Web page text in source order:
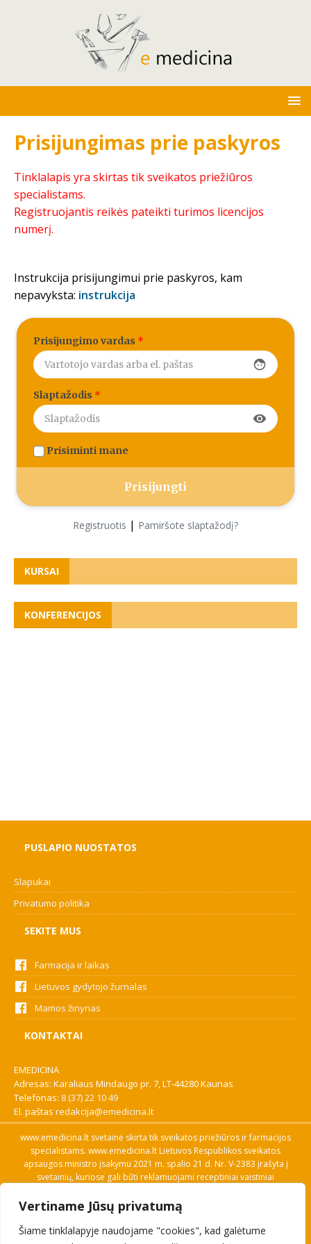
Vertiname Jūsų privatumą
Šiame tinklalapyje naudojame "cookies", kad galėtume
Prisijungimas prie paskyros
Tinklalapis yra skirtas tik sveikatos priežiūros
specialistams.
Registruojantis reikės pateikti turimos licencijos
numerį.
Instrukcija prisijungimui prie paskyros, kam
nepavyksta: instrukcija
Prisijungimo vardas *
face
Slaptažodis *
visibility
Prisiminti mane
Registruotis | Pamiršote slaptažodį?
KURSAI
KONFERENCIJOS
PUSLAPIO NUOSTATOS
Slapukai
Privatumo politika
SEKITE MUS
Farmacija ir laikas
Lietuvos gydytojo žurnalas
Mamos žinynas
KONTAKTAI
EMEDICINA
Adresas: Karaliaus Mindaugo pr. 7, LT-44280 Kaunas
Telefonas: 8 (37) 22 10 49
El. paštas redakcija@emedicina.lt
www.emedicina.lt svetainė skirta tik sveikatos priežiūros ir farmacijos
specialistams. www.emedicina.lt Lietuvos Respublikos sveikatos
apsaugos ministro įsakymu 2021 m. spalio 21 d. Nr. V-2383 įrašyta į
svetainių, kuriose gali būti reklamuojami receptiniai vaistiniai
savo profesinę kvalifikaciją. Naudingos nuorodos: Vaistų ir medicinos
pagalbos priemonių kainų paieška, VVKT tinklalapis, Sveikatos
priežiūros ar farmacijos specialisto pranešimo apie įtariamą